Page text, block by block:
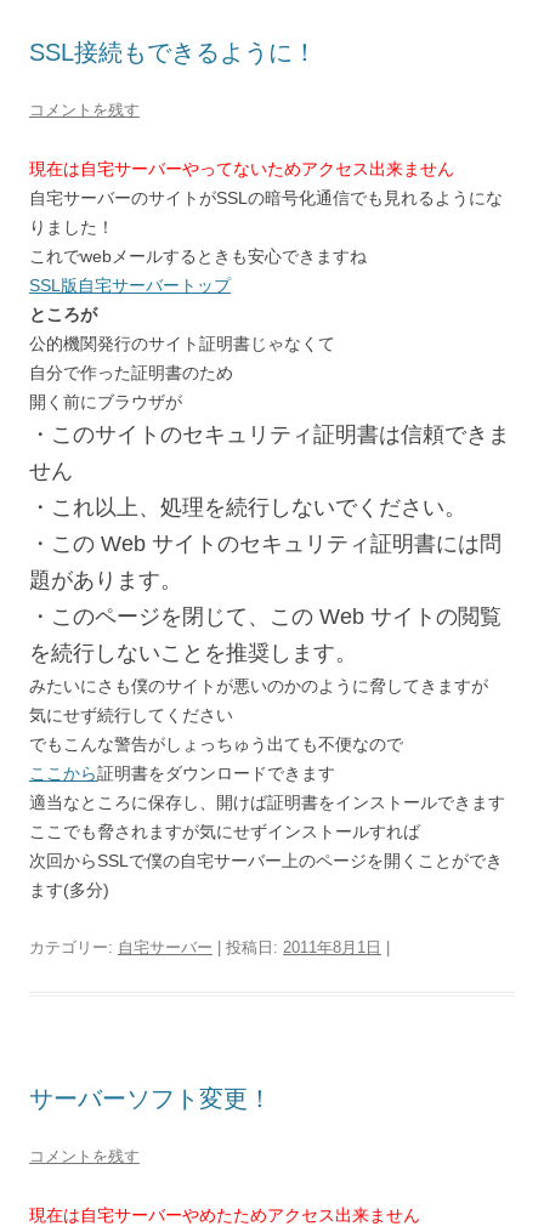
SSL接続もできるように！
コメントを残す
現在は自宅サーバーやってないためアクセス出来ません
自宅サーバーのサイトがSSLの暗号化通信でも見れるようにな
りました！
これでwebメールするときも安心できますね
SSL版自宅サーバートップ
ところが
公的機関発行のサイト証明書じゃなくて
自分で作った証明書のため
開く前にブラウザが
・このサイトのセキュリティ証明書は信頼できま
せん
・これ以上、処理を続行しないでください。
・この Web サイトのセキュリティ証明書には問
題があります。
・このページを閉じて、この Web サイトの閲覧
を続行しないことを推奨します。
みたいにさも僕のサイトが悪いのかのように脅してきますが
気にせず続行してください
でもこんな警告がしょっちゅう出ても不便なので
ここから証明書をダウンロードできます
適当なところに保存し、開けば証明書をインストールできます
ここでも脅されますが気にせずインストールすれば
次回からSSLで僕の自宅サーバー上のページを開くことができ
ます(多分)
カテゴリー: 自宅サーバー | 投稿日: 2011年8月1日
サーバーソフト変更！
コメントを残す
現在は自宅サーバーやめたためアクセス出来ません